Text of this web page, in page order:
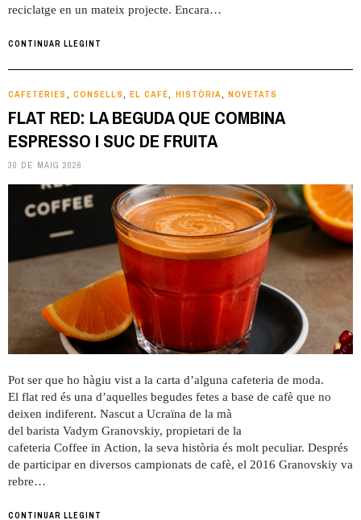
reciclatge en un mateix projecte. Encara…
CONTINUAR LLEGINT
CAFETERIES CONSELLS EL CAFÉ HISTÒRIA NOVETATS
FLAT RED: LA BEGUDA QUE COMBINA
ESPRESSO I SUC DE FRUITA
30 DE MAIG 2026
Pot ser que ho hàgiu vist a la carta d’alguna cafeteria de moda.
El flat red és una d’aquelles begudes fetes a base de cafè que no
deixen indiferent. Nascut a Ucraïna de la mà
del barista Vadym Granovskiy, propietari de la
cafeteria Coffee in Action, la seva història és molt peculiar. Després
de participar en diversos campionats de cafè, el 2016 Granovskiy va
rebre…
CONTINUAR LLEGINT